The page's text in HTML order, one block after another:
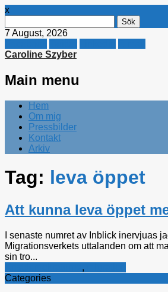
x
efter:
7 August, 2026
Caroline Szyber
Main menu
Skip
content
Hem
Om mig
Pressbilder
Kontakt
Arkiv
Tag: leva öppet
Att kunna leva öppet
I senaste numret av Inblick inervjuas
Migrationsverkets uttalanden om att
sin tro...
,
Categories